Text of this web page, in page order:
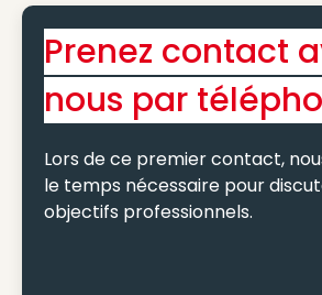
Prenez contact
nous par
Lors de ce premier contact,
le temps nécessaire pour
objectifs professionnels.